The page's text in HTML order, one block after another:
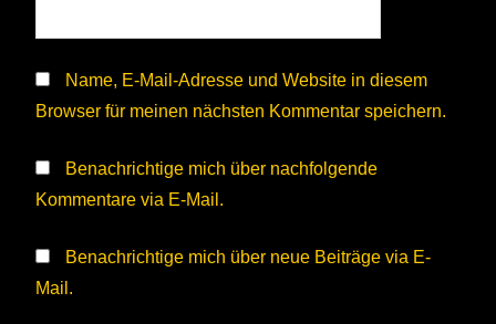
Name, E-Mail-Adresse und Website in diesem
Browser für meinen nächsten Kommentar speichern.
Benachrichtige mich über nachfolgende
Kommentare via E-Mail.
Benachrichtige mich über neue Beiträge via E-
Mail.